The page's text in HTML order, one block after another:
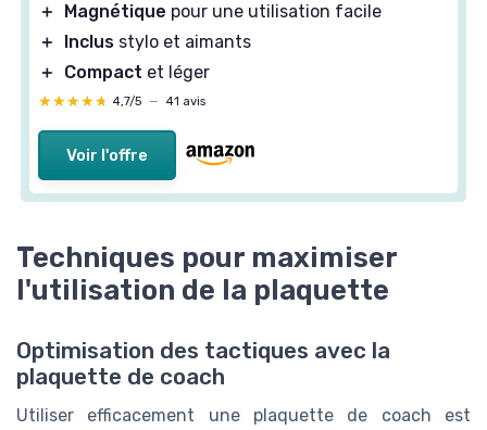
＋
Magnétique pour une utilisation facile
＋
Inclus stylo et aimants
＋
Compact et léger
★★★★★
★★★★★ 4,7/5 — 41 avis
Voir l'offre
Techniques pour maximiser
l'utilisation de la plaquette
Optimisation des tactiques avec la
plaquette de coach
Utiliser efficacement une plaquette de coach est